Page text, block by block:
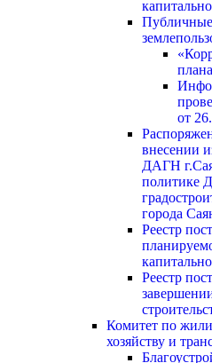
от
внесении
ДАГН
политике
города
Реестр
Реестр
Комитет по
хозяйству и